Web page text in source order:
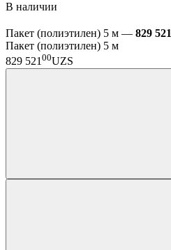
В наличии
Пакет (полиэтилен) 5 м — 829 521
Пакет (полиэтилен) 5 м
829 52100UZS